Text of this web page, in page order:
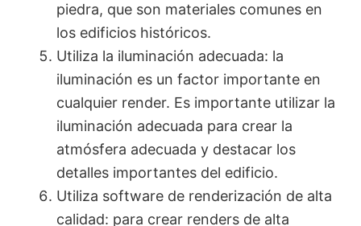
piedra, que son materiales comunes en
los edificios históricos.
Utiliza la iluminación adecuada: la
iluminación es un factor importante en
cualquier render. Es importante utilizar la
iluminación adecuada para crear la
atmósfera adecuada y destacar los
detalles importantes del edificio.
Utiliza software de renderización de alta
calidad: para crear renders de alta